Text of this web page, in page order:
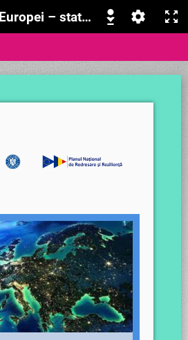
– state și regiuni